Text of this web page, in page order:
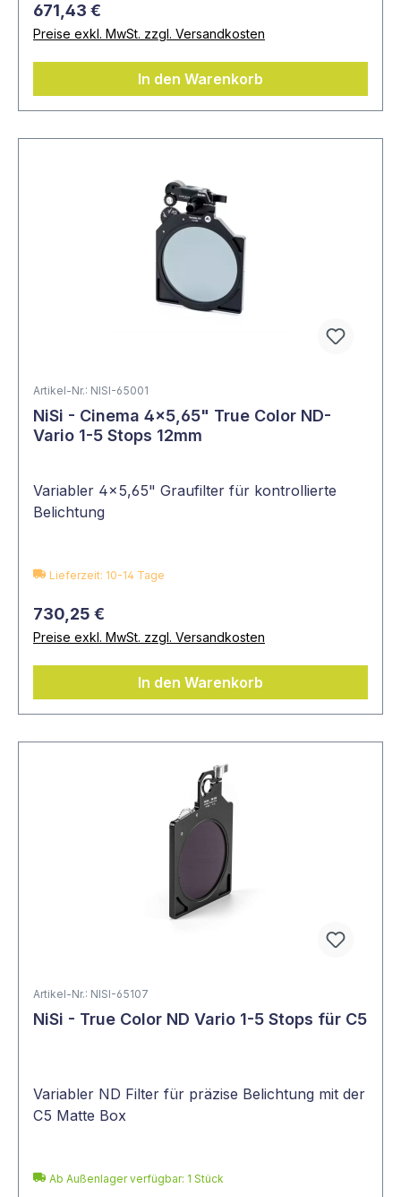
671,43 €
Preise exkl. MwSt. zzgl. Versandkosten
In den Warenkorb
Artikel-Nr.: NISI-65001
NiSi - Cinema 4x5,65" True Color ND-
Vario 1-5 Stops 12mm
Variabler 4x5,65" Graufilter für kontrollierte
Belichtung
Lieferzeit: 10-14 Tage
730,25 €
Preise exkl. MwSt. zzgl. Versandkosten
In den Warenkorb
Artikel-Nr.: NISI-65107
NiSi - True Color ND Vario 1-5 Stops für C5
Variabler ND Filter für präzise Belichtung mit der
C5 Matte Box
Ab Außenlager verfügbar: 1 Stück